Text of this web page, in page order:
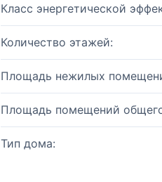
Класс энергетической
Количество этажей:
Площадь нежилых
Площадь помещений
Тип дома: